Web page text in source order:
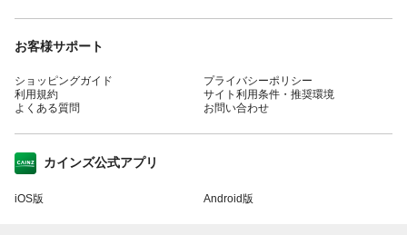
お客様サポート
ショッピングガイド
利用規約
よくある質問
プライバシーポリシー
サイト利用条件・推奨環境
お問い合わせ
カインズ公式アプリ
iOS版 Android版